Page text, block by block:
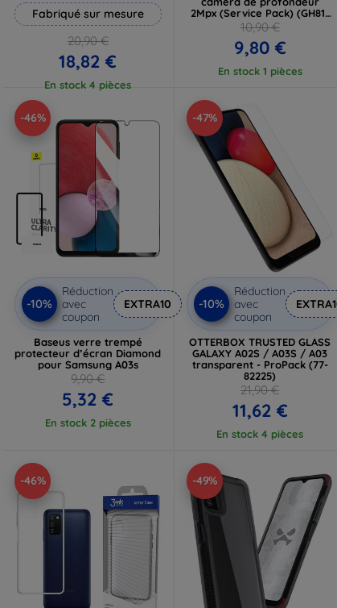
Fabriqué sur mesure
20,90 €
18,82 €
En stock 4 pièces
2Mpx (Service Pack) (GH81-
21247A)
10,90 €
9,80 €
En stock 1 pièces
-46%
-10%
Réduction
avec
coupon
EXTRA10
Baseus verre trempé
protecteur d’écran Diamond
pour Samsung A03s
9,90 €
5,32 €
En stock 2 pièces
-47%
-10%
Réduction
avec
coupon
OTTERBOX TRUSTED GLASS
GALAXY A02S / A03S / A03
transparent - ProPack (77-
82225)
21,90 €
11,62 €
En stock 4 pièces
-46% -49%